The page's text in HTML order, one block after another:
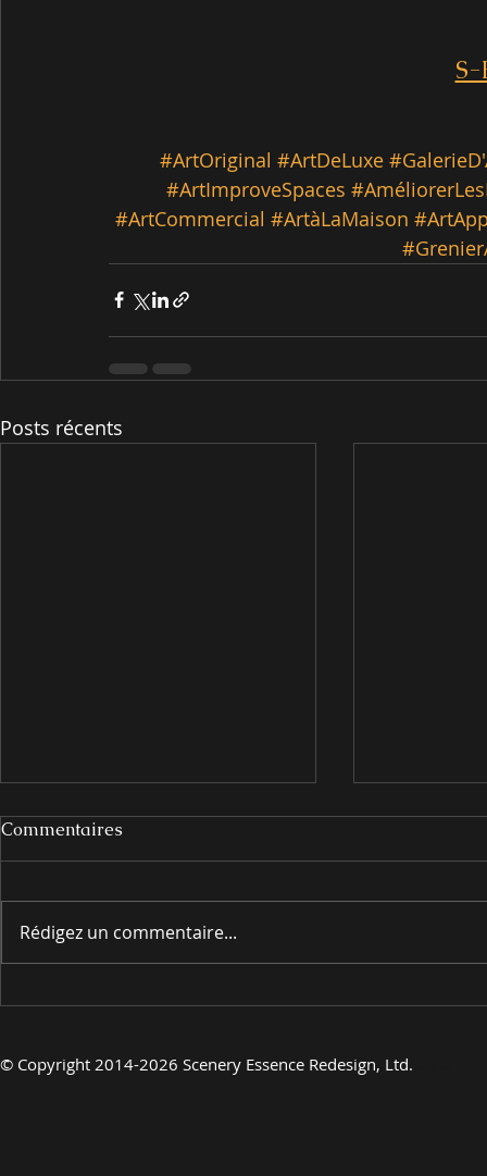
S-
#ArtOriginal #ArtDeLuxe #GalerieD
#ArtImproveSpaces
#ArtCommercial #ArtàLaMaison
Posts récents
EN PRÉSENTANT
Commentaires
Rédigez un commentaire...
© Copyright 2014-2026 Scenery Essence Redesign, Ltd.